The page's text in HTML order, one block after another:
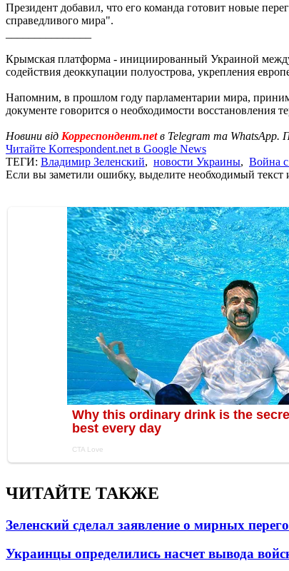
Президент добавил, что его команда готовит новые
справедливого мира".
Крымская платформа - инициированный Украиной
содействия деоккупации полуострова, укрепления
Напомним, в прошлом году парламентарии мира,
документе говорится о необходимости
Новини від Корреспондент.netв Telegram та WhatsApp.
Читайте Korrespondent.net в Google News
ТЕГИ: Владимир Зеленский, новости Украины, Война
Если вы заметили ошибку, выделите необходимый
ЧИТАЙТЕ ТАКЖЕ
Зеленский сделал заявление о мирных
Украинцы определились насчет вывода